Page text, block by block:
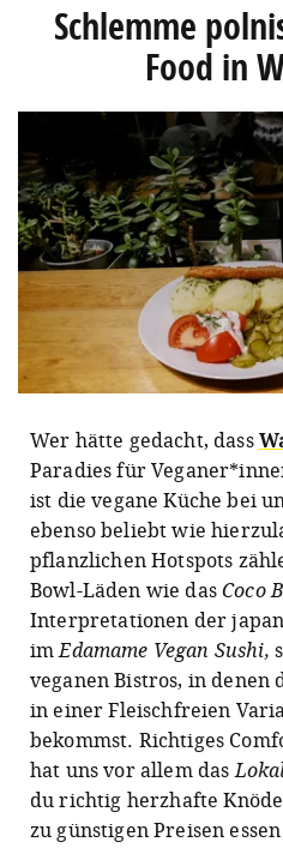
Schlemme
Food in
Wer hätte gedacht, dass
Paradies für
ist die vegane Küche bei
ebenso beliebt wie
pflanzlichen Hotspots
Bowl-Läden wie dasCoco
Interpretationen der
imEdamame Vegan Sushi,
veganen Bistros, in denen
in einer Fleischfreien
bekommst. Richtiges
hat uns vor allem das
du richtig herzhafte
zu günstigen Preisen